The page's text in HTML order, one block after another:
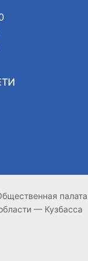
— Кузбасса